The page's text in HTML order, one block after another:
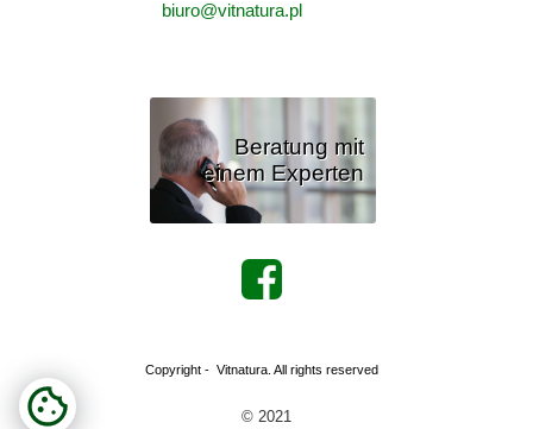
biuro@vitnatura.pl
Beratung mit
einem Experten
Copyright - Vitnatura. All rights reserved
© 2021